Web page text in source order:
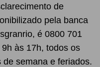
de
pela banca
é 0800 701
às 17h, todos os
semana e feriados.